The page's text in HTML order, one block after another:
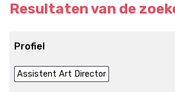
Resultaten van de
Profiel
Assistent Art Director